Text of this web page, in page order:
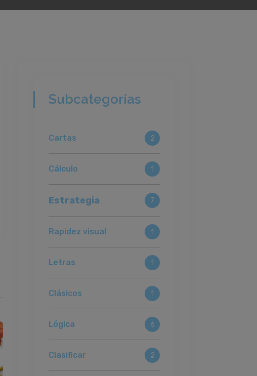
Subcategorías
Cartas 2
Cálculo 1
Estrategia 7
Rapidez visual 1
Letras 1
Clásicos 1
Lógica 6
Clasificar 2